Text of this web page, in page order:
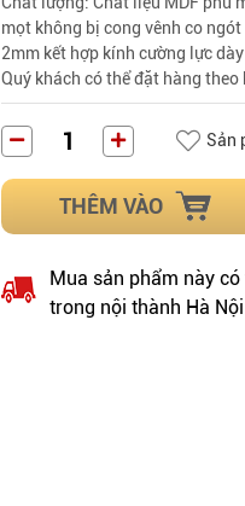
mọt không bị cong vênh co
2mm kết hợp kính cường lực
Quý khách có thể đặt hàng
Sản
THÊM VÀO
Mua sản phẩm này
trong nội thành Hà